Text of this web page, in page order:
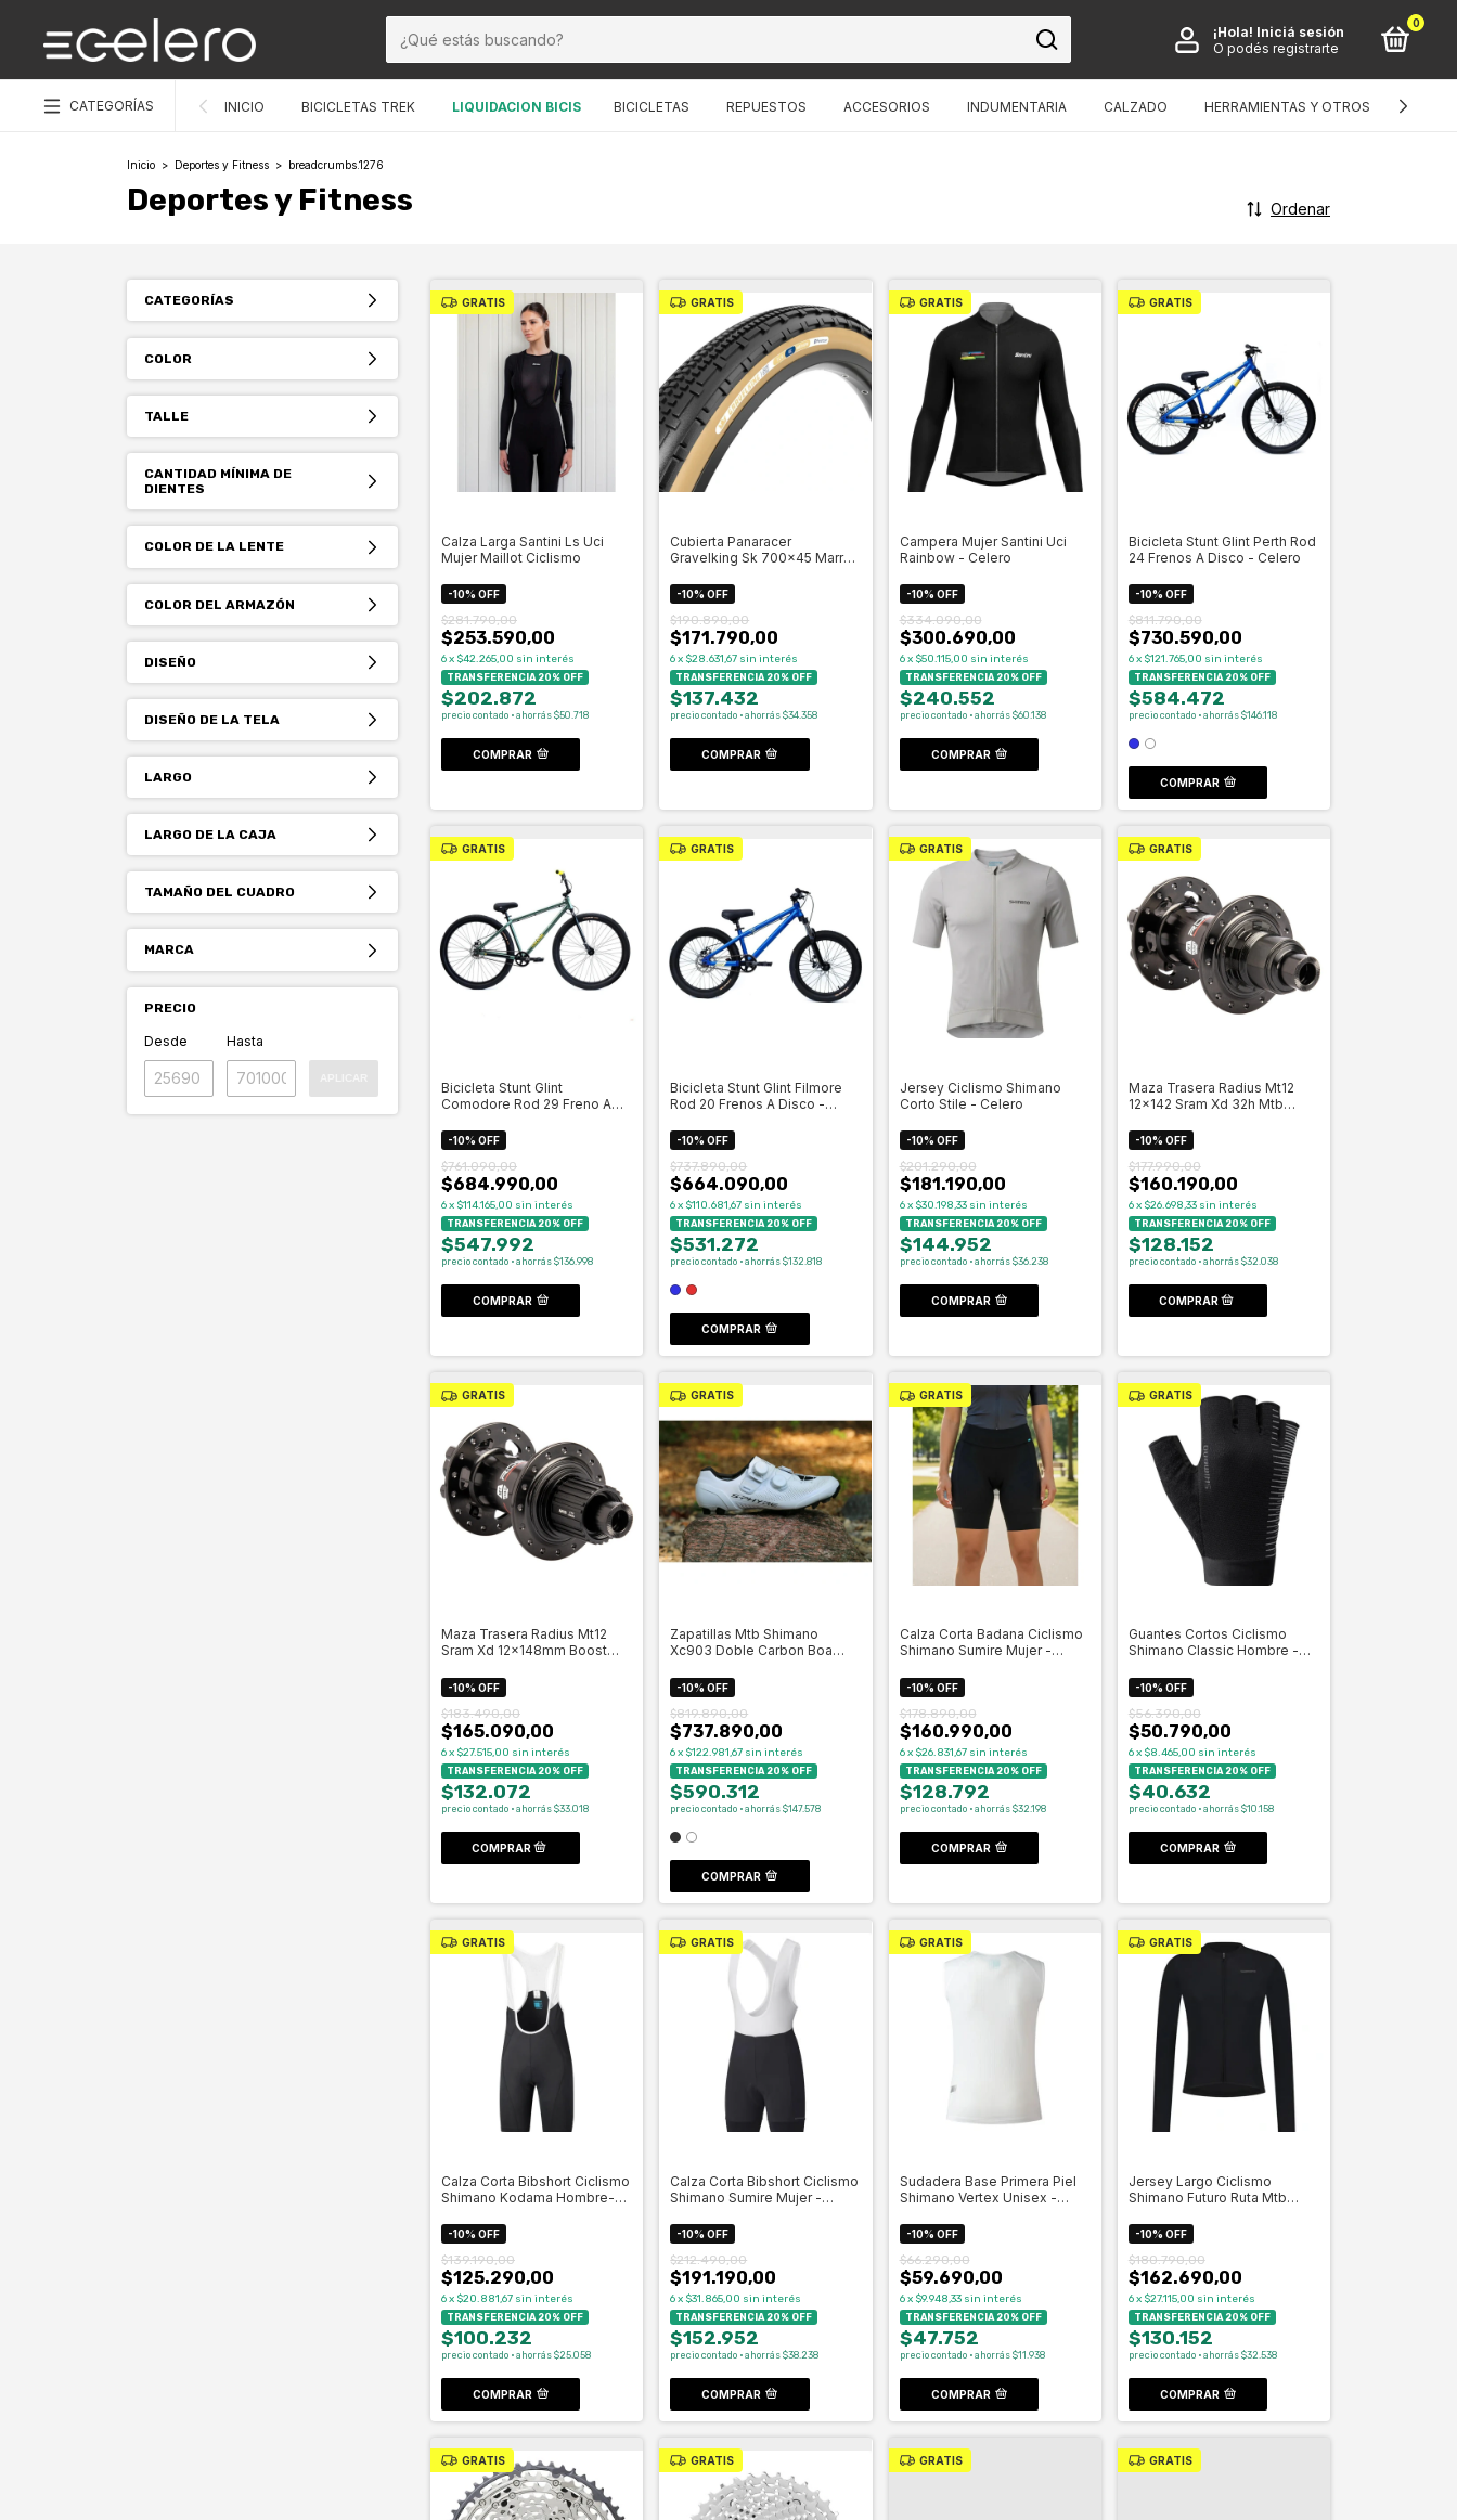
¡Hola! Iniciá sesión
O podés registrarte
0
CATEGORÍAS INICIO BICICLETAS TREK LIQUIDACION BICIS BICICLETAS REPUESTOS ACCESORIOS INDUMENTARIA CALZADO HERRAMIENTAS Y OTROS
Inicio > Deportes y Fitness > breadcrumbs.1276
Deportes y Fitness Ordenar
CATEGORÍAS
COLOR
TALLE
CANTIDAD MÍNIMA DE
DIENTES
COLOR DE LA LENTE
COLOR DEL ARMAZÓN
DISEÑO
DISEÑO DE LA TELA
LARGO
LARGO DE LA CAJA
TAMAÑO DEL CUADRO
MARCA
PRECIO
Desde Hasta
GRATIS
Calza Larga Santini Ls Uci
Mujer Maillot Ciclismo
-10% OFF
$253.590,00
$281.790,00
6x $42.265,00 sin interés
TRANSFERENCIA 20% OFF
$202.872
precio contado · ahorrás $50.718
COMPRAR
GRATIS
Cubierta Panaracer
Gravelking Sk 700x45 Marron
-10%OFF
$171.790,00
$190.890,00
6x $28.631,67 sin interés
TRANSFERENCIA 20% OFF
$137.432
precio contado · ahorrás $34.358
COMPRAR
GRATIS
Campera Mujer Santini Uci
Rainbow - Celero
-10% OFF
$300.690,00
$334.090,00
6 x $50.115,00 sin interés
TRANSFERENCIA 20% OFF
$240.552
precio contado · ahorrás $60.138
COMPRAR
GRATIS
Bicicleta Stunt Glint Perth Rod
24 Frenos A Disco - Celero
-10% OFF
$730.590,00
$811.790,00
6x $121.765,00 sin interés
TRANSFERENCIA 20% OFF
$584.472
precio contado · ahorrás $146.118
COMPRAR
GRATIS
Bicicleta Stunt Glint
Comodore Rod 29 Freno A
-10% OFF
$684.990,00
$761.090,00
6x $114.165,00 sin interés
TRANSFERENCIA 20% OFF
$547.992
precio contado · ahorrás $136.998
COMPRAR
GRATIS
Bicicleta Stunt Glint Filmore
Rod 20 Frenos A Disco -
-10%OFF
$664.090,00
$737.890,00
6x $110.681,67 sin interés
TRANSFERENCIA 20% OFF
$531.272
precio contado · ahorrás $132.818
COMPRAR
GRATIS
Jersey Ciclismo Shimano
Corto Stile - Celero
-10% OFF
$181.190,00
$201.290,00
6 x $30.198,33 sin interés
TRANSFERENCIA 20% OFF
$144.952
precio contado · ahorrás $36.238
COMPRAR
GRATIS
Maza Trasera Radius Mt12
12x142 Sram Xd 32h Mtb
-10% OFF
$160.190,00
$177.990,00
6x $26.698,33 sin interés
TRANSFERENCIA 20% OFF
$128.152
precio contado · ahorrás $32.038
GRATIS
Maza Trasera Radius Mt12
Sram Xd 12x148mm Boost
-10% OFF
$165.090,00
$183.490,00
6x $27.515,00 sin interés
TRANSFERENCIA 20% OFF
$132.072
precio contado · ahorrás $33.018
GRATIS
Zapatillas Mtb Shimano
Xc903 Doble Carbon Boa
-10%OFF
$737.890,00
$819.890,00
6x $122.981,67 sin interés
TRANSFERENCIA 20% OFF
$590.312
precio contado · ahorrás $147.578
COMPRAR
GRATIS
Calza Corta Badana Ciclismo
Shimano Sumire Mujer -
-10% OFF
$160.990,00
$178.890,00
6 x $26.831,67 sin interés
TRANSFERENCIA 20% OFF
$128.792
precio contado · ahorrás $32.198
COMPRAR
GRATIS
Guantes Cortos Ciclismo
Shimano Classic Hombre -
-10% OFF
$50.790,00
$56.390,00
6x $8.465,00 sin interés
TRANSFERENCIA 20% OFF
$40.632
precio contado · ahorrás $10.158
COMPRAR
GRATIS
Calza Corta Bibshort Ciclismo
Shimano Kodama Hombre-
-10% OFF
$125.290,00
$139.190,00
6x $20.881,67 sin interés
TRANSFERENCIA 20% OFF
$100.232
precio contado · ahorrás $25.058
COMPRAR
GRATIS
Calza Corta Bibshort Ciclismo
Shimano Sumire Mujer -
-10%OFF
$191.190,00
$212.490,00
6x $31.865,00 sin interés
TRANSFERENCIA 20% OFF
$152.952
precio contado · ahorrás $38.238
COMPRAR
GRATIS
Sudadera Base Primera Piel
Shimano Vertex Unisex -
-10% OFF
$59.690,00
$66.290,00
6 x $9.948,33 sin interés
TRANSFERENCIA 20% OFF
$47.752
precio contado · ahorrás $11.938
COMPRAR
GRATIS
Jersey Largo Ciclismo
Shimano Futuro Ruta Mtb
-10% OFF
$162.690,00
$180.790,00
6x $27.115,00 sin interés
TRANSFERENCIA 20% OFF
$130.152
precio contado · ahorrás $32.538
COMPRAR
GRATIS GRATIS GRATIS GRATIS